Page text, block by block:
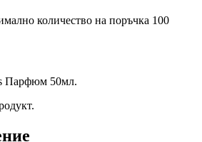
количество на поръчка 100
Парфюм 50мл.